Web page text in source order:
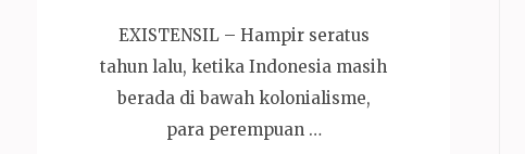
EXISTENSIL – Hampir seratus
tahun lalu, ketika Indonesia masih
berada di bawah kolonialisme,
para perempuan …